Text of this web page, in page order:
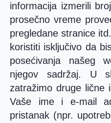
informacija izmerili
prosečno vreme
pregledane stranice
koristiti isključivo da
posećivanja našeg
njegov sadržaj. U
zatražimo druge lične
Vaše ime i e-mail
pristanak (npr.